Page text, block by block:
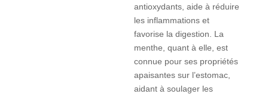
antioxydants, aide à réduire
les inflammations et
favorise la digestion. La
menthe, quant à elle, est
connue pour ses propriétés
apaisantes sur l’estomac,
aidant à soulager les